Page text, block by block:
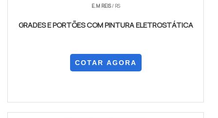
E.M REIS/ RS
GRADES E PORTÕES COM PINTURA ELETROSTÁTICA
COTAR AGORA